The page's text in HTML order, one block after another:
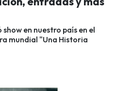
en nuestro país en el
mundial "Una Historia